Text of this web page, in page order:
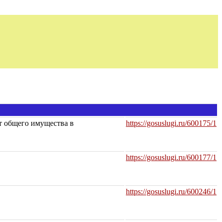
общего имущества в
https://gosuslugi.ru/600175/1
https://gosuslugi.ru/600177/1
https://gosuslugi.ru/600246/1